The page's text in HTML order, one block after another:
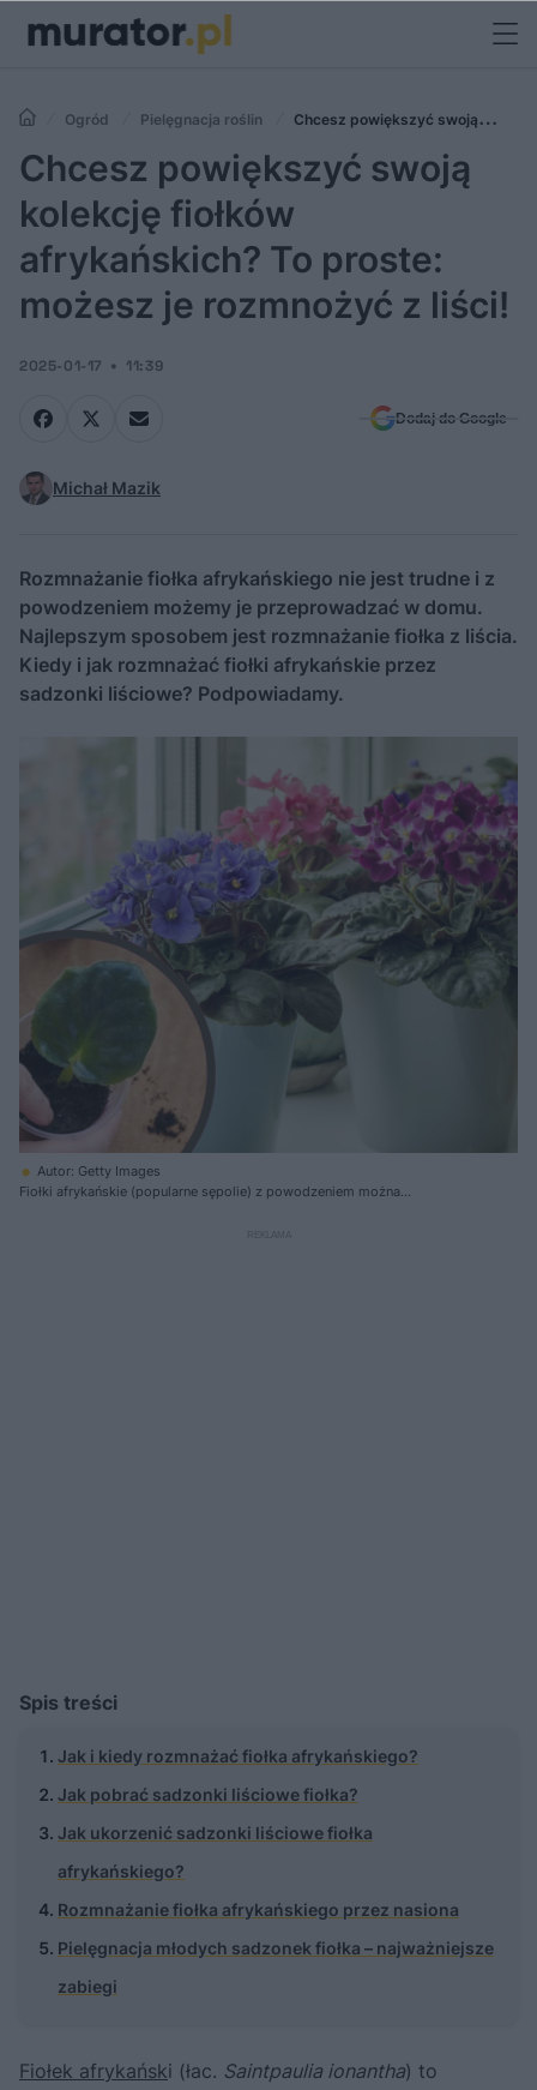
Ogród Pielęgnacja roślin
Chcesz powiększyć swoją
kolekcję fiołków afrykańskich? To proste: możesz je rozmnożyć z liści!
Chcesz powiększyć swoją
kolekcję fiołków
afrykańskich? To proste:
możesz je rozmnożyć z liści!
2025-01-17 11:39
Dodaj do Google
Michał Mazik
Rozmnażanie fiołka afrykańskiego nie jest trudne i z
powodzeniem możemy je przeprowadzać w domu.
Najlepszym sposobem jest rozmnażanie fiołka z liścia.
Kiedy i jak rozmnażać fiołki afrykańskie przez
sadzonki liściowe? Podpowiadamy.
Autor: Getty Images
Fiołki afrykańskie (popularne sępolie) z powodzeniem można
Spis treści
Jak i kiedy rozmnażać fiołka afrykańskiego?
Jak pobrać sadzonki liściowe fiołka?
Jak ukorzenić sadzonki liściowe fiołka
afrykańskiego?
Rozmnażanie fiołka afrykańskiego przez nasiona
Pielęgnacja młodych sadzonek fiołka – najważniejsze
zabiegi
Fiołek afrykański (łac. Saintpaulia ionantha) to